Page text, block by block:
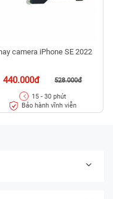
camera iPhone SE 2022
440.000đ 528.000đ
15 - 30 phút
Bảo hành vĩnh viễn